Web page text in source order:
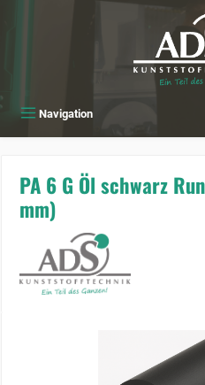
Navigation
PA 6 G Öl schwarz
mm)